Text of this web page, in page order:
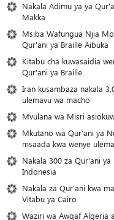
Nakala Adimu ya ya
Makka
Msiba Wafungua Njia
Qur'ani ya Braille Aibuka
Kitabu cha kuwasaidia
Qur'ani ya Braille
Iran kusambaza nakala
ulemavu wa macho
Mvulana wa Misri
Mkutano wa Qur’ani ya
msaada kwa wenye
Nakala 300 za Qur’ani
Indonesia
Nakala za Qur'ani kwa
Vitabu ya Cairo
Waziri wa Awqaf Algeria